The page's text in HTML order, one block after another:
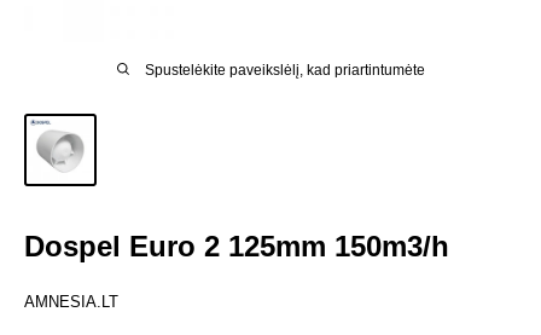
Spustelėkite paveikslėlį, kad priartintumėte
Dospel Euro 2 125mm 150m3/h
AMNESIA.LT